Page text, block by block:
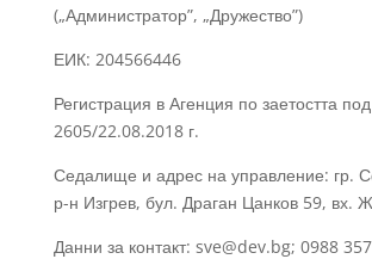
(„Администратор”, „Дружество”)
ЕИК: 204566446
Регистрация в Агенция по заетостта
2605/22.08.2018 г.
Седалище и адрес на управление: гр.
р-н Изгрев, бул. Драган Цанков 59, вх.
Данни за контакт: sve@dev.bg; 0988